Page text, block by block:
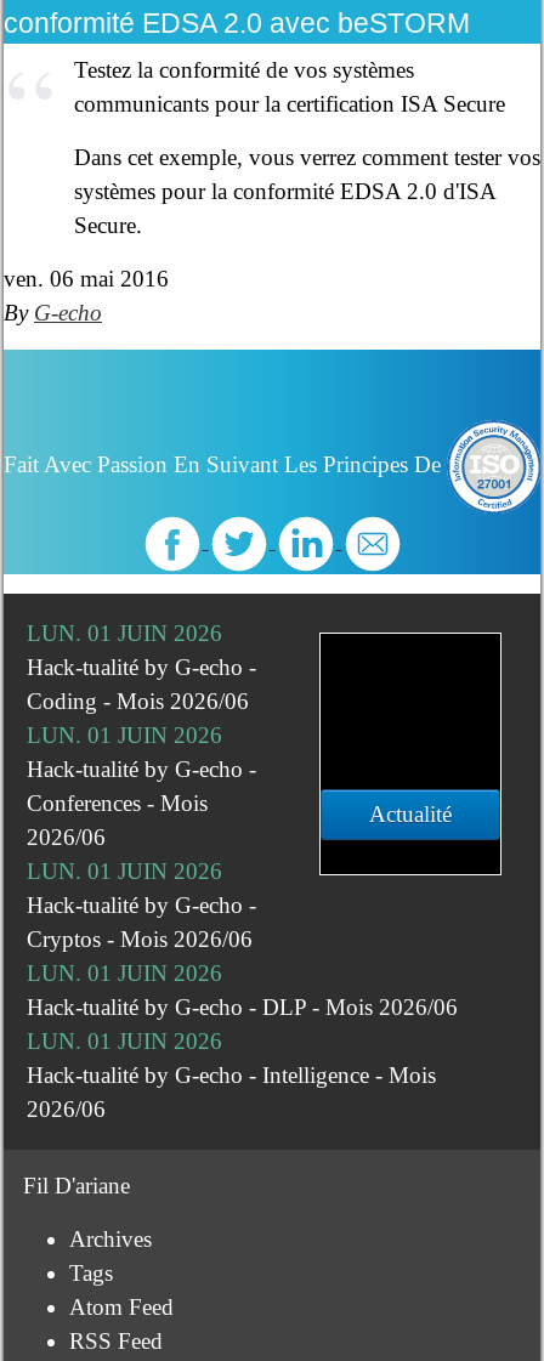
conformité EDSA 2.0 avec beSTORM
Testez la conformité de vos systèmes
communicants pour la certification ISA Secure
Dans cet exemple, vous verrez comment tester vos
systèmes pour la conformité EDSA 2.0 d'ISA
Secure.
ven. 06 mai 2016
By G-echo
Fait Avec Passion En Suivant Les Principes De
Actualité
LUN. 01 JUIN 2026
Hack-tualité by G-echo -
Coding - Mois 2026/06
LUN. 01 JUIN 2026
Hack-tualité by G-echo -
Conferences - Mois
2026/06
LUN. 01 JUIN 2026
Hack-tualité by G-echo -
Cryptos - Mois 2026/06
LUN. 01 JUIN 2026
Hack-tualité by G-echo - DLP - Mois 2026/06
LUN. 01 JUIN 2026
Hack-tualité by G-echo - Intelligence - Mois
2026/06
Fil D'ariane
Archives
Tags
Atom Feed
RSS Feed